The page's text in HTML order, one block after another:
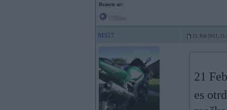
Braucu ar:
MS77 21. Feb 2011,
21
es